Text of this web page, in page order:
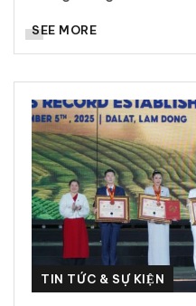
SEE MORE
TIN TỨC & SỰ KIỆN